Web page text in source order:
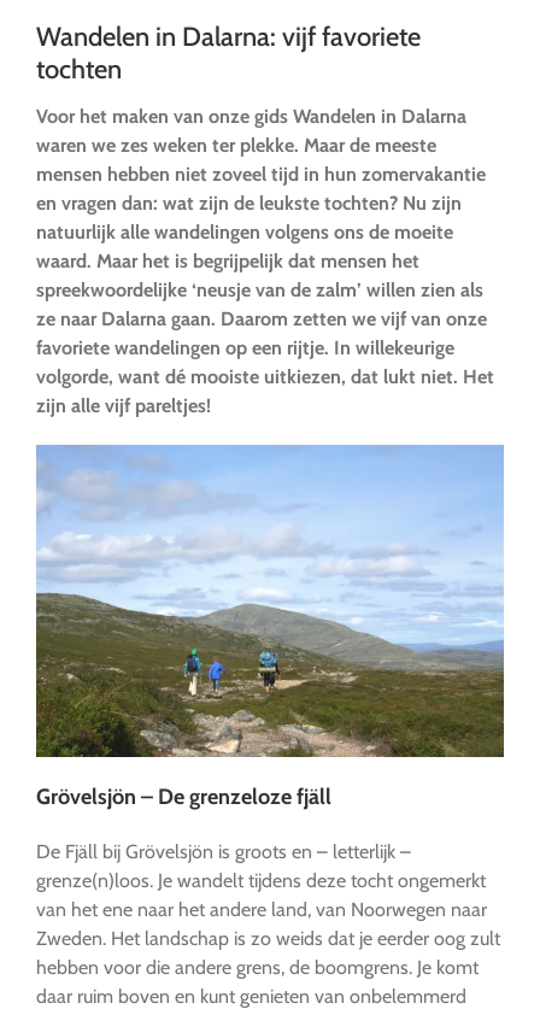
Wandelen in Dalarna: vijf favoriete
tochten
Voor het maken van onze gids Wandelen in Dalarna
waren we zes weken ter plekke. Maar de meeste
mensen hebben niet zoveel tijd in hun zomervakantie
en vragen dan: wat zijn de leukste tochten? Nu zijn
natuurlijk alle wandelingen volgens ons de moeite
waard. Maar het is begrijpelijk dat mensen het
spreekwoordelijke ‘neusje van de zalm’ willen zien als
ze naar Dalarna gaan. Daarom zetten we vijf van onze
favoriete wandelingen op een rijtje. In willekeurige
volgorde, want dé mooiste uitkiezen, dat lukt niet. Het
zijn alle vijf pareltjes!
Grövelsjön – De grenzeloze fjäll
De Fjäll bij Grövelsjön is groots en – letterlijk –
grenze(n)loos. Je wandelt tijdens deze tocht ongemerkt
van het ene naar het andere land, van Noorwegen naar
Zweden. Het landschap is zo weids dat je eerder oog zult
hebben voor die andere grens, de boomgrens. Je komt
daar ruim boven en kunt genieten van onbelemmerd